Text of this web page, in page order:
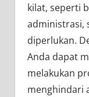
kilat, seperti
administrasi,
diperlukan.
Anda dapat
melakukan
menghindari